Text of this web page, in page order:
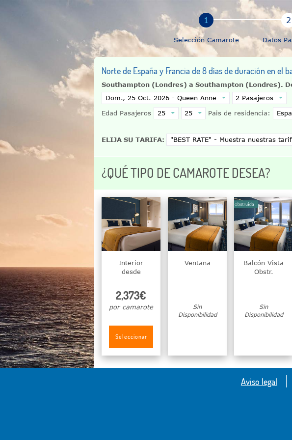
Selección Camarote Datos
Norte de España y Francia de 8 días de duración en el
Southampton (Londres) a Southampton (Londres).
Edad Pasajeros
Pais de residencia:
ELIJA SU TARIFA:
¿QUÉ TIPO DE CAMAROTE DESEA?
Interior
desde
2,373€
por camarote
Seleccionar
Ventana
Sin
Disponibilidad
Balcón Vista
Obstr.
Sin
Disponibilidad
Aviso legal